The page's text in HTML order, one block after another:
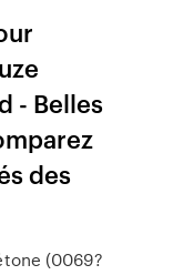
- Belles
des
(0069?